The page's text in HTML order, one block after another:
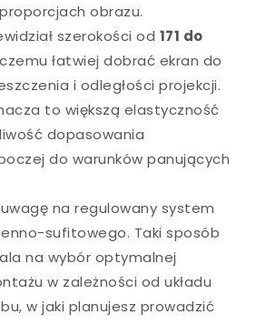
obrazu.
szerokości od 171 do
łatwiej dobrać ekran do
i odległości projekcji.
to większą elastyczność
dopasowania
do warunków panujących
na regulowany system
sufitowego. Taki sposób
na wybór optymalnej
w zależności od układu
w jaki planujesz prowadzić